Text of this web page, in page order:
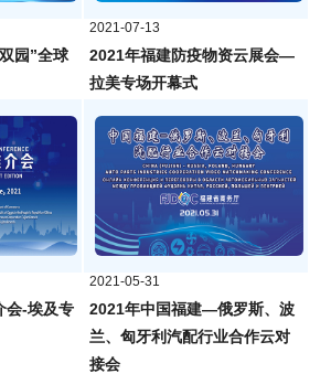
园”全球
2021-07-13
2021年福建防疫物资云展会—
拉美专场开幕式
会-埃及专
2021-05-31
2021年中国福建—俄罗斯、波
兰、匈牙利汽配行业合作云对
接会